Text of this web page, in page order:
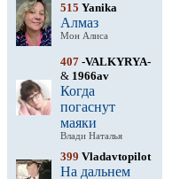
515 Yanika
Алмаз
Мон Алиса
407 -VALKYRYA-
& 1966av
Когда
погаснут
маяки
Влади Наталья
399 Vladavtopilot
На дальнем